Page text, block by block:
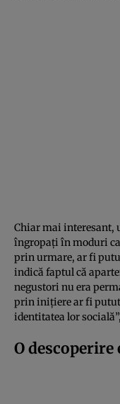
Chiar mai
îngropați în moduri
prin urmare, ar fi
indică faptul că
negustori nu era
prin inițiere ar fi
identitatea lor
O